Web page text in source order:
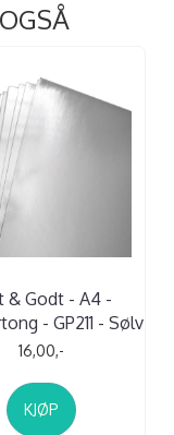
& Godt - A4 -
- GP211 - Sølv
16,00,-
KJØP